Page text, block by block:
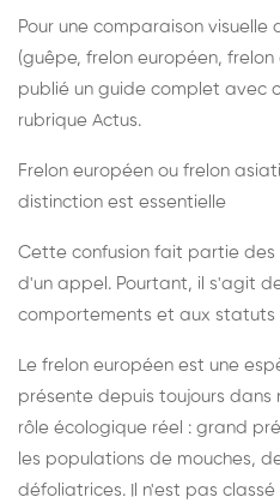
Pour une comparaison
(guêpe, frelon européen,
publié un guide complet avec
rubrique Actus.
Frelon européen ou frelon
distinction est essentielle
Cette confusion fait partie des
d'un appel. Pourtant, il s'agit
comportements et aux statuts
Le frelon européen est une
présente depuis toujours dans
rôle écologique réel : grand
les populations de mouches,
défoliatrices. Il n'est pas